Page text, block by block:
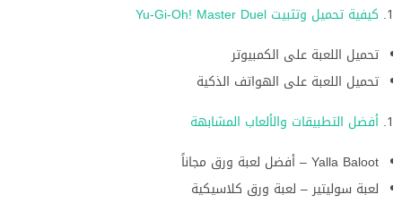
كيفية تحميل وتثبيت Yu-Gi-Oh! Master Duel
تحميل اللعبة على الكمبيوتر
تحميل اللعبة على الهواتف الذكية
أفضل التطبيقات والألعاب المشابهة
Yalla Baloot – أفضل لعبة ورق مجاناً
لعبة سوليتير – لعبة ورق كلاسيكية